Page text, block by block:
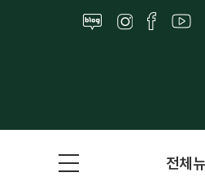
전체